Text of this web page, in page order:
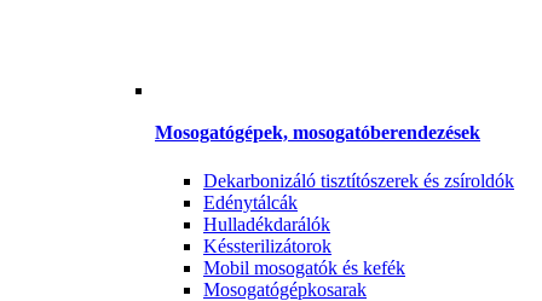
Mosogatógépek, mosogatóberendezések
Dekarbonizáló tisztítószerek és zsíroldók
Edénytálcák
Hulladékdarálók
Késsterilizátorok
Mobil mosogatók és kefék
Mosogatógépkosarak